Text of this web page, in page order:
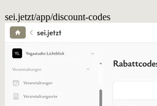
sei.jetzt/app/discount-codes